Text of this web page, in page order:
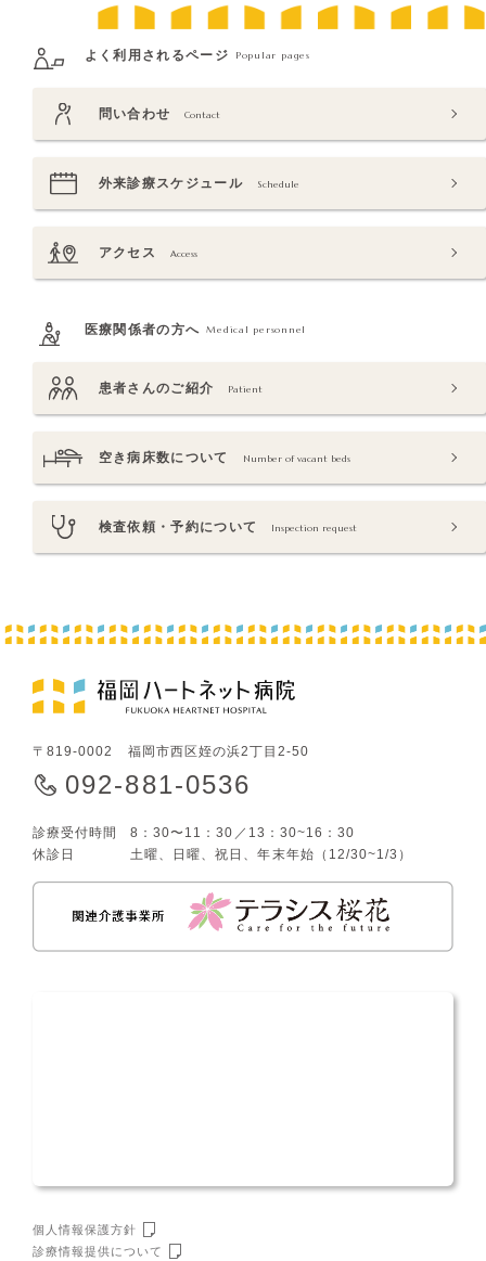
よく利用されるページ Popular pages
問い合わせ Contact
外来診療スケジュール Schedule
アクセス Access
医療関係者の方へ Medical personnel
患者さんのご紹介 Patient
空き病床数について Number of vacant beds
検査依頼・予約について Inspection request
〒819-0002 福岡市西区姪の浜2丁目2-50
092-881-0536
診療受付時間
8：30〜11：30／13：30~16：30
休診日
土曜、日曜、祝日、年末年始（12/30~1/3）
個人情報保護方針
診療情報提供について